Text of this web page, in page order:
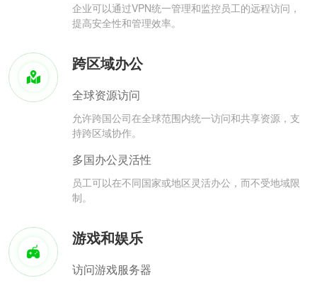
企业可以通过VPN统一管理和监控员工的远程访问，
提高安全性和管理效率。
跨区域办公
全球资源访问
允许跨国公司在全球范围内统一访问和共享资源，支
持跨区域协作。
多国办公灵活性
员工可以在不同国家或地区灵活办公，而不受地域限
制。
游戏和娱乐
访问游戏服务器